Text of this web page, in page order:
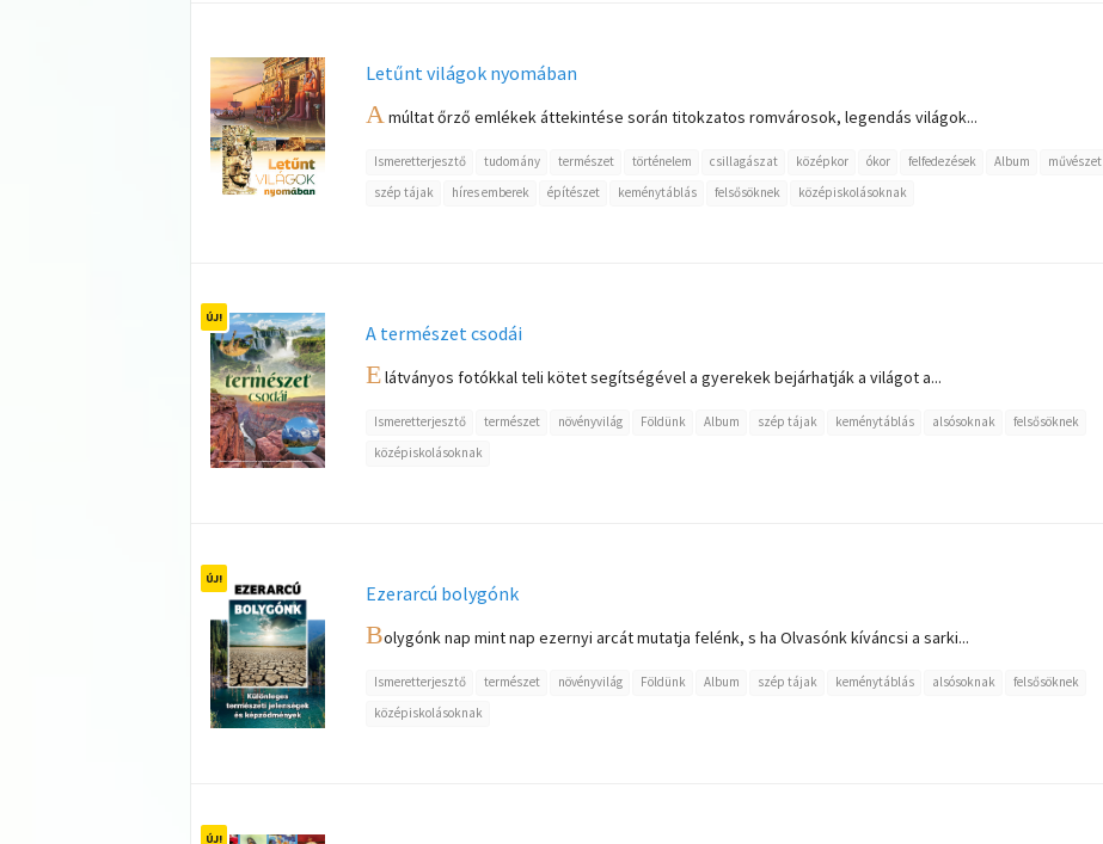
Letűnt világok nyomában
Amúltat őrző emlékek áttekintése során titokzatos romvárosok, legendás világok...
Ismeretterjesztő tudomány természet történelem csillagászat középkor ókor felfedezések Album
művészet
szép tájak
híres emberek építészet keménytáblás felsősöknek középiskolásoknak
A természet csodái
Elátványos fotókkal teli kötet segítségével a gyerekek bejárhatják a világot a...
Ismeretterjesztő természet növényvilág Földünk Album szép tájak keménytáblás alsósoknak
felsősöknek
középiskolásoknak
Ezerarcú bolygónk
Bolygónk nap mint nap ezernyi arcát mutatja felénk, s ha Olvasónk kíváncsi a sarki...
Ismeretterjesztő természet növényvilág Földünk Album szép tájak keménytáblás alsósoknak
felsősöknek
középiskolásoknak